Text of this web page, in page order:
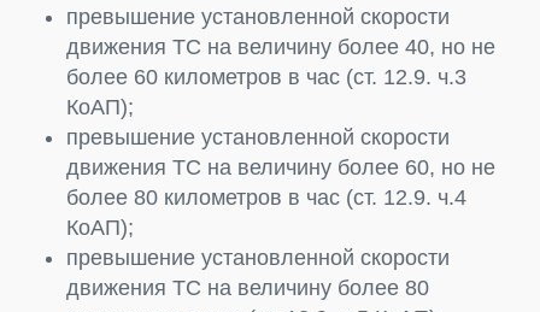
превышение установленной скорости
движения ТС на величину более 40, но не
более 60 километров в час (ст. 12.9. ч.3
КоАП);
превышение установленной скорости
движения ТС на величину более 60, но не
более 80 километров в час (ст. 12.9. ч.4
КоАП);
превышение установленной скорости
движения ТС на величину более 80